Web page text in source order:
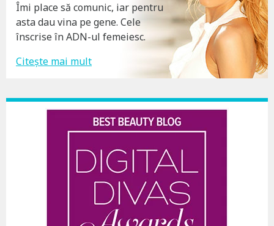
Îmi place să comunic, iar pentru
asta dau vina pe gene. Cele
înscrise în ADN-ul femeiesc.
Citește mai mult